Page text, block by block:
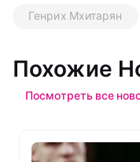
Генрих Мхитарян
Похожие
Посмотреть все